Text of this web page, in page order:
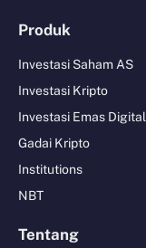
Produk
Investasi Saham AS
Investasi Kripto
Investasi Emas Digital
Gadai Kripto
Institutions
NBT
Tentang